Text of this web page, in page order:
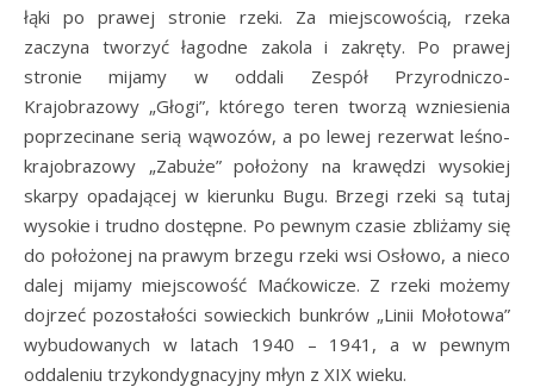
łąki po prawej stronie rzeki. Za miejscowością, rzeka
zaczyna tworzyć łagodne zakola i zakręty. Po prawej
stronie mijamy w oddali Zespół Przyrodniczo-
Krajobrazowy „Głogi”, którego teren tworzą wzniesienia
poprzecinane serią wąwozów, a po lewej rezerwat leśno-
krajobrazowy „Zabuże” położony na krawędzi wysokiej
skarpy opadającej w kierunku Bugu. Brzegi rzeki są tutaj
wysokie i trudno dostępne. Po pewnym czasie zbliżamy się
do położonej na prawym brzegu rzeki wsi Osłowo, a nieco
dalej mijamy miejscowość Maćkowicze. Z rzeki możemy
dojrzeć pozostałości sowieckich bunkrów „Linii Mołotowa”
wybudowanych w latach 1940 – 1941, a w pewnym
oddaleniu trzykondygnacyjny młyn z XIX wieku.